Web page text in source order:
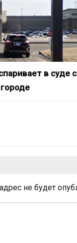
в суде
не будет